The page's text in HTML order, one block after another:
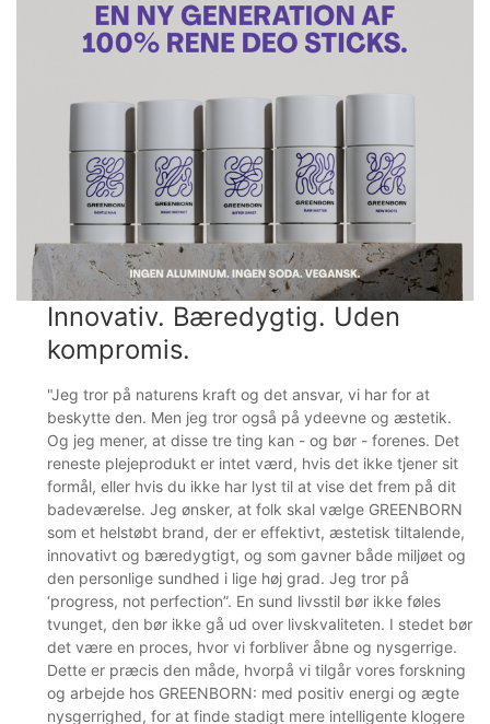
Innovativ. Bæredygtig. Uden
kompromis.
"Jeg tror på naturens kraft og det ansvar, vi har for at
beskytte den. Men jeg tror også på ydeevne og æstetik.
Og jeg mener, at disse tre ting kan - og bør - forenes. Det
reneste plejeprodukt er intet værd, hvis det ikke tjener sit
formål, eller hvis du ikke har lyst til at vise det frem på dit
badeværelse. Jeg ønsker, at folk skal vælge GREENBORN
som et helstøbt brand, der er effektivt, æstetisk tiltalende,
innovativt og bæredygtigt, og som gavner både miljøet og
den personlige sundhed i lige høj grad. Jeg tror på
‘progress, not perfection”. En sund livsstil bør ikke føles
tvunget, den bør ikke gå ud over livskvaliteten. I stedet bør
det være en proces, hvor vi forbliver åbne og nysgerrige.
Dette er præcis den måde, hvorpå vi tilgår vores forskning
og arbejde hos GREENBORN: med positiv energi og ægte
nysgerrighed, for at finde stadigt mere intelligente klogere